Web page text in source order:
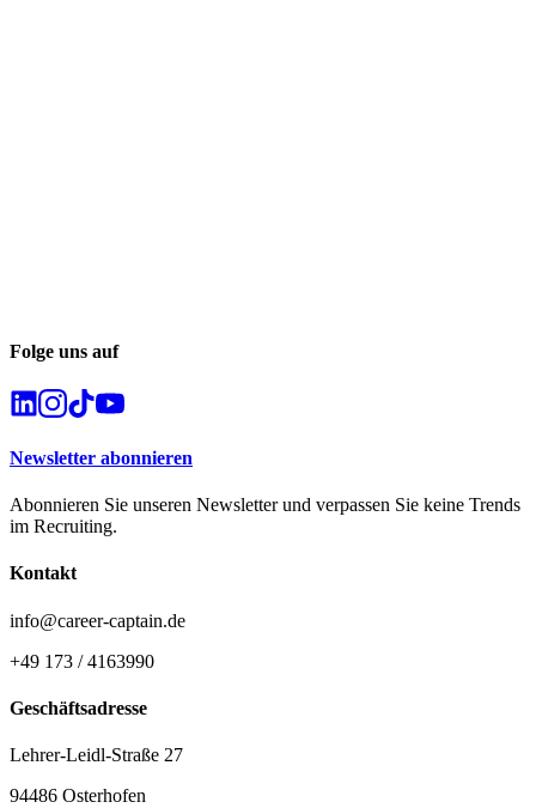
Folge uns auf
Newsletter abonnieren
Abonnieren Sie unseren Newsletter und verpassen Sie keine Trends
im Recruiting.
Kontakt
info@career-captain.de
+49 173 / 4163990
Geschäftsadresse
Lehrer-Leidl-Straße 27
94486 Osterhofen